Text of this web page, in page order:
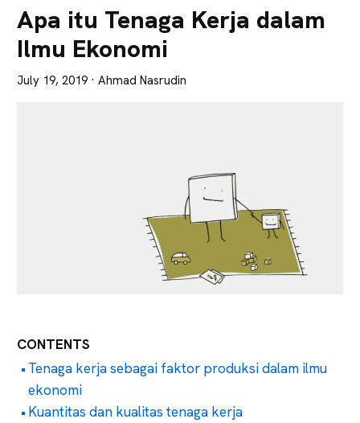
Tajam
Apa itu Tenaga Kerja dalam
Ilmu Ekonomi
July 19, 2019 · Ahmad Nasrudin
CONTENTS
Tenaga kerja sebagai faktor produksi dalam ilmu
ekonomi
Kuantitas dan kualitas tenaga kerja